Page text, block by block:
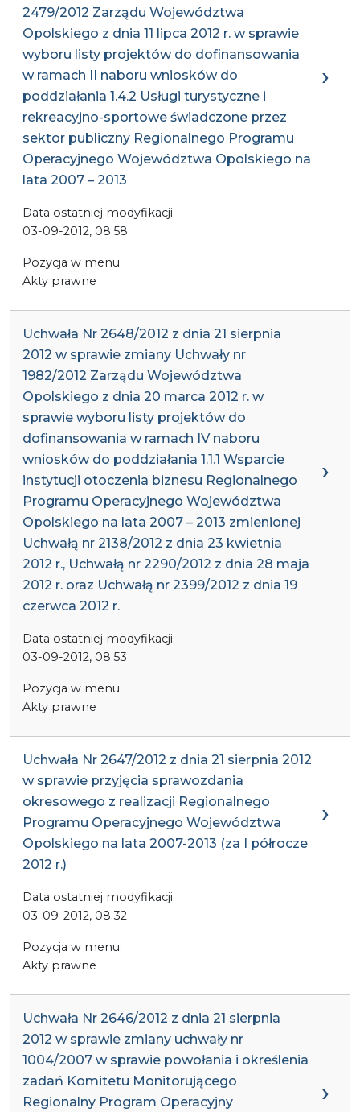
2479/2012 Zarządu Województwa
Opolskiego z dnia 11 lipca 2012 r. w sprawie
wyboru listy projektów do dofinansowania
w ramach II naboru wniosków do
poddziałania 1.4.2 Usługi turystyczne i
rekreacyjno-sportowe świadczone przez
sektor publiczny Regionalnego Programu
Operacyjnego Województwa Opolskiego na
lata 2007 – 2013
Data ostatniej modyfikacji:
03-09-2012, 08:58
Pozycja w menu:
Akty prawne
Uchwała Nr 2648/2012 z dnia 21 sierpnia
2012 w sprawie zmiany Uchwały nr
1982/2012 Zarządu Województwa
Opolskiego z dnia 20 marca 2012 r. w
sprawie wyboru listy projektów do
dofinansowania w ramach IV naboru
wniosków do poddziałania 1.1.1 Wsparcie
instytucji otoczenia biznesu Regionalnego
Programu Operacyjnego Województwa
Opolskiego na lata 2007 – 2013 zmienionej
Uchwałą nr 2138/2012 z dnia 23 kwietnia
2012 r., Uchwałą nr 2290/2012 z dnia 28 maja
2012 r. oraz Uchwałą nr 2399/2012 z dnia 19
czerwca 2012 r.
Data ostatniej modyfikacji:
03-09-2012, 08:53
Pozycja w menu:
Akty prawne
Uchwała Nr 2647/2012 z dnia 21 sierpnia 2012
w sprawie przyjęcia sprawozdania
okresowego z realizacji Regionalnego
Programu Operacyjnego Województwa
Opolskiego na lata 2007-2013 (za I półrocze
2012 r.)
Data ostatniej modyfikacji:
03-09-2012, 08:32
Pozycja w menu:
Akty prawne
Uchwała Nr 2646/2012 z dnia 21 sierpnia
2012 w sprawie zmiany uchwały nr
1004/2007 w sprawie powołania i określenia
zadań Komitetu Monitorującego
Regionalny Program Operacyjny